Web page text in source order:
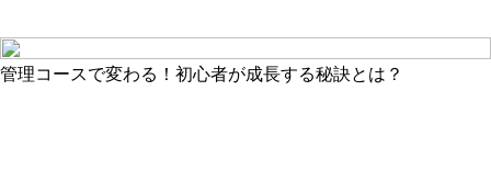
管理コースで変わる！初心者が成長する秘訣とは？